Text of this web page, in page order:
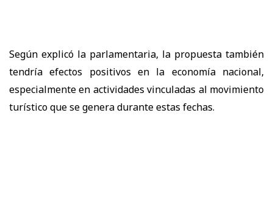
Según explicó la parlamentaria, la propuesta también
tendría efectos positivos en la economía nacional,
especialmente en actividades vinculadas al movimiento
turístico que se genera durante estas fechas.